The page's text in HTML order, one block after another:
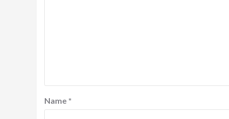
Name *